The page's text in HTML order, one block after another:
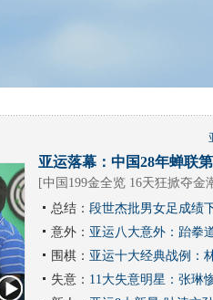
亚运落幕：中国28年蝉联
[中国199金全览 16天狂掀夺金
总结： 段世杰批男女足成绩
意外： 亚运八大意外：跆拳
围棋： 亚运十大经典战例：
失意： 11大失意明星：张琳